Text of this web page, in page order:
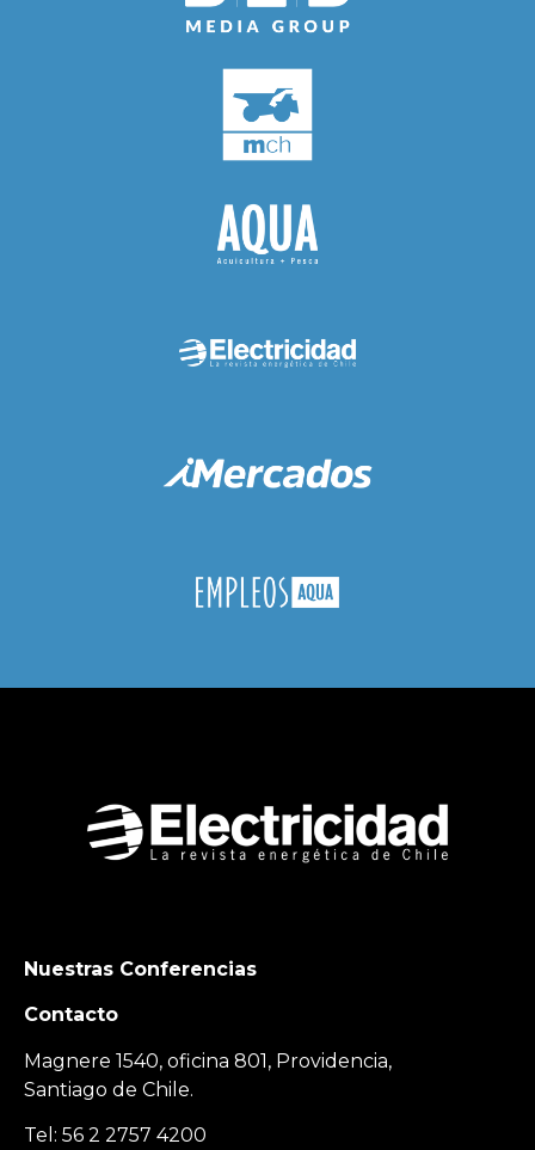
Nuestras Conferencias
Contacto
Magnere 1540, oficina 801, Providencia,
Santiago de Chile.
Tel: 56 2 2757 4200